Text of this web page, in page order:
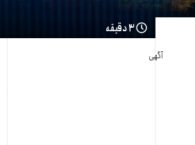
۳ دقیقه
آگهی